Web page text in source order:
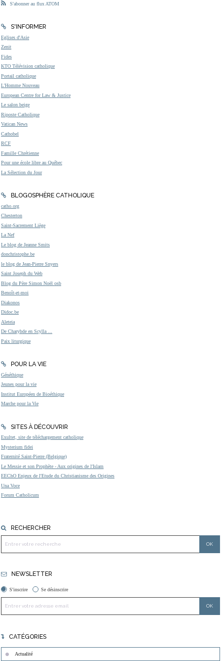
S'abonner au flux ATOM
S'INFORMER
Eglises d'Asie
Zenit
Fides
KTO Télévision catholique
Portail catholique
L'Homme Nouveau
European Centre for Law & Justice
Le salon beige
Riposte Catholique
Vatican News
Cathobel
RCF
Famille Chrétienne
Pour une école libre au Québec
La Sélection du Jour
BLOGOSPHÈRE CATHOLIQUE
catho.org
Chesterton
Saint-Sacrement Liège
La Nef
Le blog de Jeanne Smits
donchristophe.be
le blog de Jean-Pierre Snyers
Saint Joseph du Web
Blog du Père Simon Noël osb
Benoît-et-moi
Diakonos
Didoc.be
Aleteia
De Charybde en Scylla ...
Paix liturgique
POUR LA VIE
Généthique
Jeunes pour la vie
Institut Européen de Bioéthique
Marche pour la Vie
SITES À DÉCOUVRIR
Exultet, site de téléchargement catholique
Mysterium fidei
Fraternité Saint-Pierre (Belgique)
Le Messie et son Prophète - Aux origines de l'Islam
EEChO Enjeux de l'Etude du Christianisme des Origines
Una Voce
Forum Catholicum
RECHERCHER
NEWSLETTER
S'inscrire Se désinscrire
CATÉGORIES
Actualité